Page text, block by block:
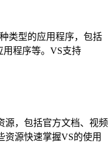
类型的应用程序，包括
用程序等。VS支持
源，包括官方文档、视频
资源快速掌握VS的使用